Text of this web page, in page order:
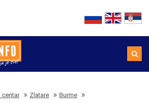
centar Zlatare Burme